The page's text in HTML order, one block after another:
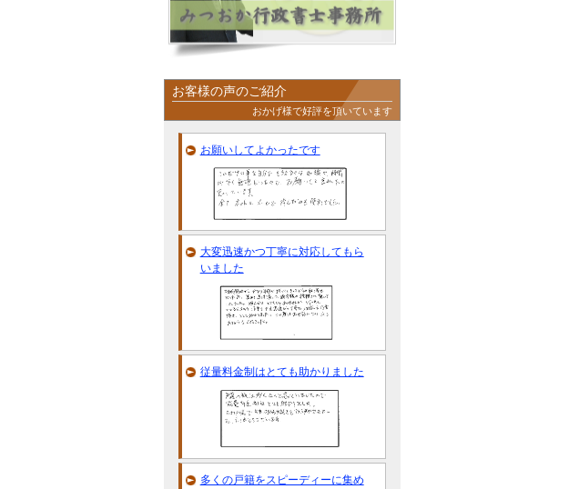
お客様の声のご紹介
おかげ様で好評を頂いています
お願いしてよかったです
大変迅速かつ丁寧に対応してもら
いました
従量料金制はとても助かりました
多くの戸籍をスピーディーに集め